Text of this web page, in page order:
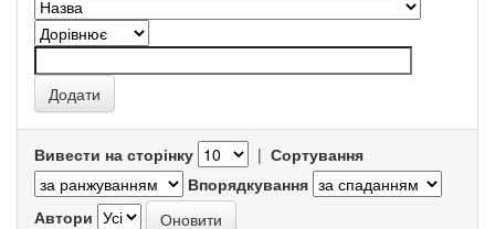
Вивести на сторінку | Сортування
Впорядкування
Автори